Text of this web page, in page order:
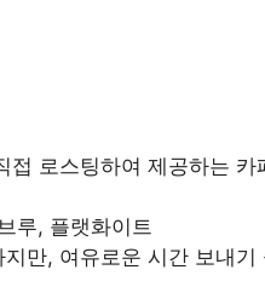
접 로스팅하여 제공하는
루, 플랫화이트
만, 여유로운 시간 보내기